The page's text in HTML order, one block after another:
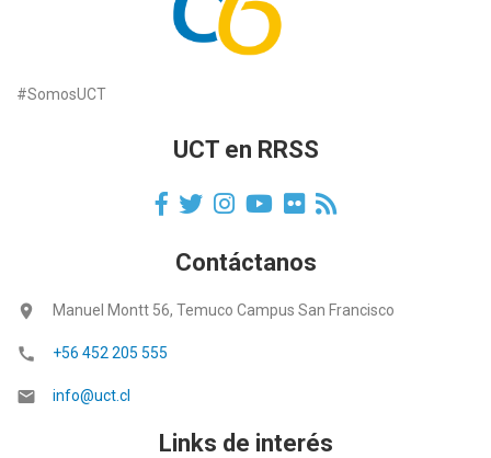
#SomosUCT
UCT en RRSS
Contáctanos
location_on Manuel Montt 56, Temuco Campus San Francisco
call +56 452 205 555
email info@uct.cl
Links de interés